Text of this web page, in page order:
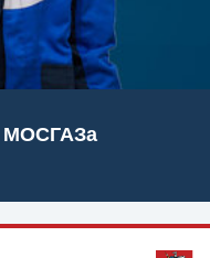
МОСГАЗа